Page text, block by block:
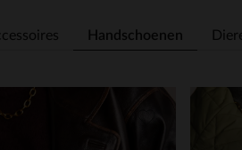
Handschoenen